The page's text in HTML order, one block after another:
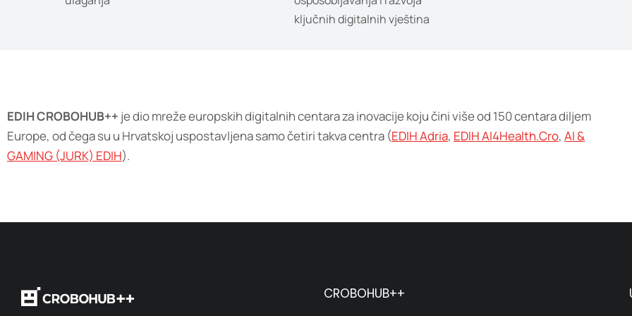
ključnih digitalnih vještina
EDIH CROBOHUB++ je dio mreže europskih digitalnih centara za inovacije koju čini više od 150 centara diljem
Europe, od čega su u Hrvatskoj uspostavljena samo četiri takva centra (EDIH Adria, EDIH AI4Health.Cro, AI &
GAMING (JURK) EDIH).
CROBOHUB++